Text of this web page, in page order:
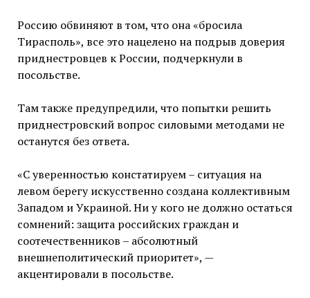
Россию обвиняют в том, что она «бросила
Тирасполь», все это нацелено на подрыв доверия
приднестровцев к России, подчеркнули в
посольстве.
Там также предупредили, что попытки решить
приднестровский вопрос силовыми методами не
останутся без ответа.
«С уверенностью констатируем – ситуация на
левом берегу искусственно создана коллективным
Западом и Украиной. Ни у кого не должно остаться
сомнений: защита российских граждан и
соотечественников – абсолютный
внешнеполитический приоритет», —
акцентировали в посольстве.